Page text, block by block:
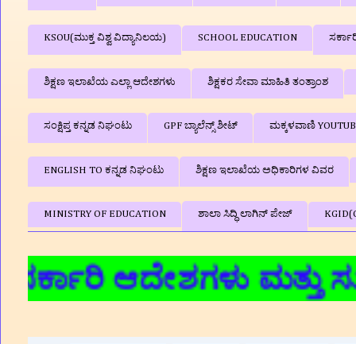
KSOU(ಮುಕ್ತ ವಿಶ್ವ ವಿದ್ಯಾನಿಲಯ) SCHOOL EDUCATION
ಶಿಕ್ಷಣ ಇಲಾಖೆಯ ಎಲ್ಲಾ ಆದೇಶಗಳು ಶಿಕ್ಷಕರ ಸೇವಾ ಮಾಹಿತಿ ತಂತ್ರಾಂಶ
ಸಂಕ್ಷಿಪ್ತ ಕನ್ನಡ ನಿಘಂಟು GPF ಬ್ಯಾಲೆನ್ಸ್‌ ಶೀಟ್ ಮಕ್ಕಳವಾಣಿ
ENGLISH TO ಕನ್ನಡ ನಿಘಂಟು ಶಿಕ್ಷಣ ಇಲಾಖೆಯ ಅಧಿಕಾರಿಗಳ ವಿವರ
MINISTRY OF EDUCATION ಶಾಲಾ ಸಿದ್ಧಿ ಲಾಗಿನ್‌ ಪೇಜ್
ಆದೇಶಗಳು ಮತ್ತು